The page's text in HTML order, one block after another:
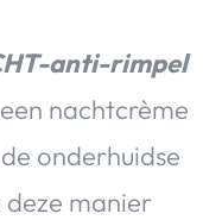
anti-rimpel
nachtcrème
onderhuidse
manier